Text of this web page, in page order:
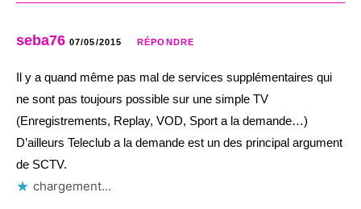
seba76 07/05/2015 RÉPONDRE
Il y a quand même pas mal de services supplémentaires qui
ne sont pas toujours possible sur une simple TV
(Enregistrements, Replay, VOD, Sport a la demande…)
D’ailleurs Teleclub a la demande est un des principal argument
de SCTV.
chargement…